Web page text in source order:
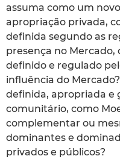
assuma como um
apropriação privada,
definida segundo as
presença no
definido e regulado
influência do
definida, apropriada e
comunitário, como
complementar ou
dominantes e
privados e públicos?